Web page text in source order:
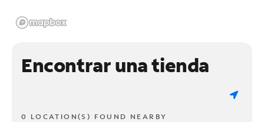
Encontrar una tienda
0 LOCATION(S) FOUND NEARBY